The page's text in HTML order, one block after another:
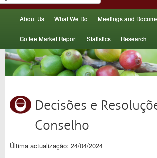
About Us What We Do Meetings and
Coffee Market Report Statistics Research
Decisões e
Conselho
Última actualização: 24/04/2024